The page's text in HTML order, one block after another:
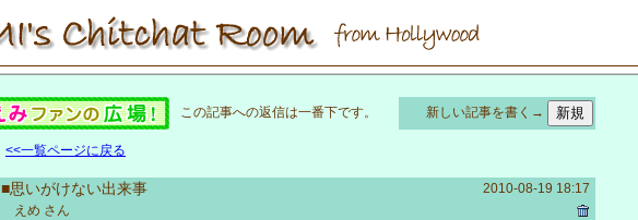
この記事への返信は一番下です。 新しい記事を書く→
<<一覧ページに戻る
■思いがけない出来事
2010-08-19 18:17
えめ さん